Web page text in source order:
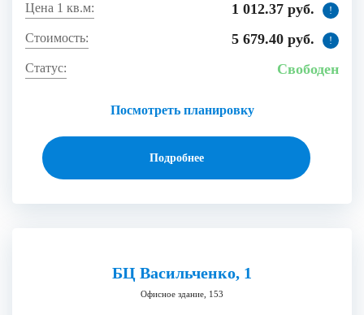
1 012.37 руб. !
5 679.40 руб. !
Посмотреть планировку
Свободен
Подробнее
БЦ Васильченко, 1
Офисное здание, 153